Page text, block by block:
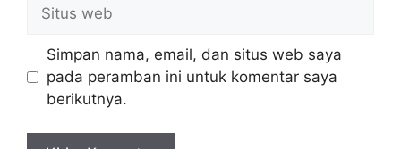
Simpan nama, email, dan situs web saya
pada peramban ini untuk komentar saya
berikutnya.